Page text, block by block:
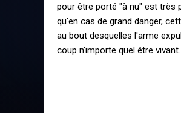
pour être porté "à nu" est très
qu'en cas de grand danger,
au bout desquelles l'arme
coup n'importe quel être vivant.